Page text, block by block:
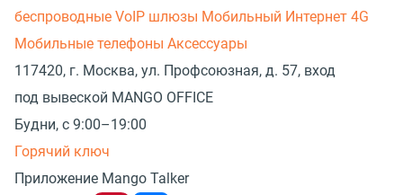
беспроводные VoIP шлюзы Мобильный Интернет 4G
Мобильные телефоны Аксессуары
117420, г. Москва, ул. Профсоюзная, д. 57, вход
под вывеской MANGO OFFICE
Будни, с 9:00–19:00
Горячий ключ
Приложение Mango Talker